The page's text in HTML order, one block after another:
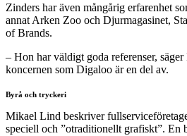
Zinders har även mångårig erfarenhet
annat Arken Zoo och Djurmagasinet,
of Brands.
– Hon har väldigt goda referenser,
koncernen som Digaloo är en del av.
Byrå och tryckeri
Mikael Lind beskriver
speciell och ”otraditionellt grafiskt”. En